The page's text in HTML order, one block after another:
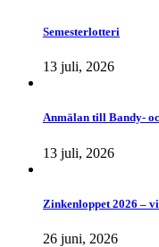
Semesterlotteri
13 juli, 2026
Anmälan till Bandy-
13 juli, 2026
Zinkenloppet 2026 –
26 juni, 2026